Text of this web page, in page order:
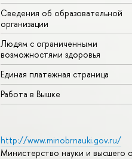
Сведения об образовательной
организации
Людям с ограниченными
возможностями здоровья
Единая платежная страница
Работа в Вышке
http://www.minobrnauki.gov.ru/
Министерство науки и высшего